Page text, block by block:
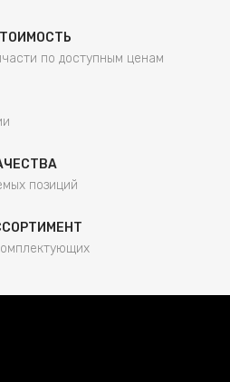
по доступным ценам
позиций